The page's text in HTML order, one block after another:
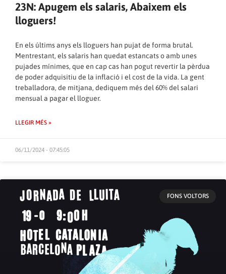
23N: Apugem els salaris, Abaixem els
lloguers!
En els últims anys els lloguers han pujat de forma brutal.
Mentrestant, els salaris han quedat estancats o amb unes
pujades mínimes, que en cap cas han pogut revertir la pèrdua
de poder adquisitiu de la inflació i el cost de la vida. La gent
treballadora, de mitjana, dediquem més del 60% del salari
mensual a pagar el lloguer.
LLEGIR MÉS »
06/11/2024 - 07:45:05
FONS VOLTORS